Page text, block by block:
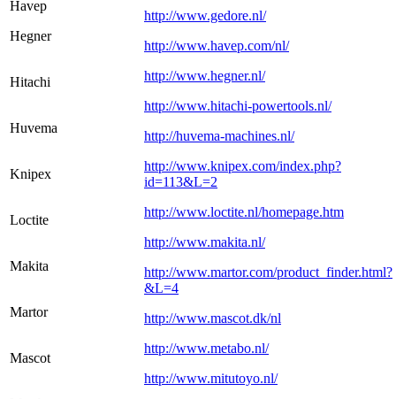
Havep
Hegner
Hitachi
Huvema
Knipex
Loctite
Makita
Martor
Mascot
http://www.gedore.nl/
http://www.havep.com/nl/
http://www.hegner.nl/
http://www.hitachi-powertools.nl/
http://huvema-machines.nl/
http://www.knipex.com/index.php?
id=113&L=2
http://www.loctite.nl/homepage.htm
http://www.makita.nl/
http://www.martor.com/product_finder.html?
&L=4
http://www.mascot.dk/nl
http://www.metabo.nl/
http://www.mitutoyo.nl/